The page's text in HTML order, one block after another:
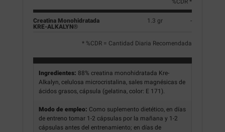
Creatina Monohidratada
KRE-ALKALYN®
1.3 gr -
* %CDR = Cantidad Diaria Recomendada
Ingredientes: 88% creatina monohidratada Kre-
Alkalyn, celulosa microcristalina, sales magnésicas de
ácidos grasos, cápsula (gelatina, color: E 171).
Modo de empleo: Como suplemento dietético, en días
de entreno tomar 1-2 cápsulas por la mañana y 1-2
cápsulas antes del entrenamiento; en días de